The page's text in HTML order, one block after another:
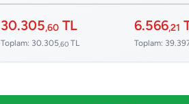
30.305,60 TL
Toplam: 30.305,60 TL
6.566,21
Toplam: